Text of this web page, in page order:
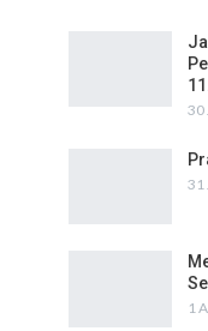
30
31
1